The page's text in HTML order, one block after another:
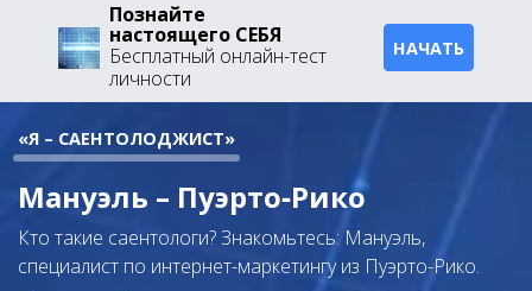
Познайте
настоящего СЕБЯ
Бесплатный онлайн-тест
личности
НАЧАТЬ
«Я – САЕНТОЛОДЖИСТ»
Мануэль – Пуэрто‑Рико
Кто такие саентологи? Знакомьтесь: Мануэль,
специалист по интернет-маркетингу из Пуэрто-Рико.